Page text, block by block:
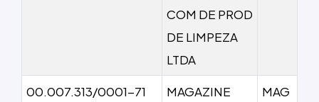
COM DE PROD
DE LIMPEZA
LTDA
00.007.313/0001-71 MAGAZINE MAG